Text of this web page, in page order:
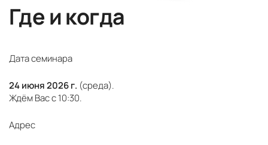
Где и когда
Дата семинара
24 июня 2026 г. (среда).
Ждём Вас с 10:30.
Адрес